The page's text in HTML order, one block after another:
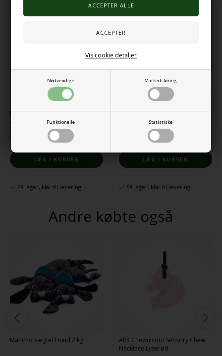
Nødvendige Markedsføring
Funktionelle Statistiske
Vis cookie detaljer
Pop it fidgetlegetøj flerfarvet
rund
23,00 DKK
På lager, klar til levering
Sanse hule indendørs
1.443,00 DKK
På lager, klar til levering
Andre købte også
Manimo vægtet Hund 2 kg.
ARK Chewnicorn Sensory Chew
Necklace Lyserød